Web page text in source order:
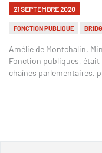
21 SEPTEMBRE 2020
FONCTION PUBLIQUE
Amélie de Montchalin,
Fonction publiques, était
chaînes parlementaires,